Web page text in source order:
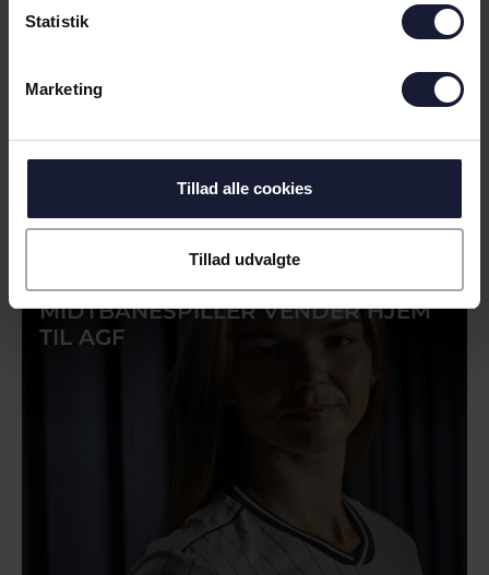
Statistik
Marketing
Tillad alle cookies
Tillad udvalgte
02.08.2026
AGF KVINDEFODBOLD:
MIDTBANESPILLER VENDER HJEM
TIL AGF